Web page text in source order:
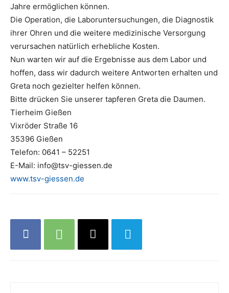
Jahre ermöglichen können.
Die Operation, die Laboruntersuchungen, die Diagnostik
ihrer Ohren und die weitere medizinische Versorgung
verursachen natürlich erhebliche Kosten.
Nun warten wir auf die Ergebnisse aus dem Labor und
hoffen, dass wir dadurch weitere Antworten erhalten und
Greta noch gezielter helfen können.
Bitte drücken Sie unserer tapferen Greta die Daumen.
Tierheim Gießen
Vixröder Straße 16
35396 Gießen
Telefon: 0641 – 52251
E-Mail: info@tsv-giessen.de
www.tsv-giessen.de